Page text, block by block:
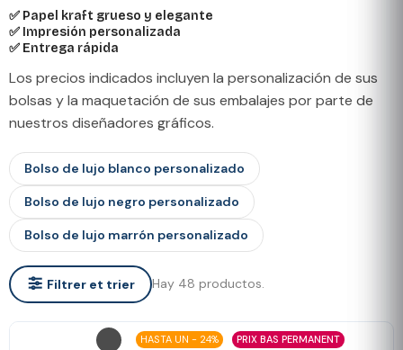
✅ Papel kraft grueso y elegante
✅ Impresión personalizada
✅ Entrega rápida
Los precios indicados incluyen la personalización de sus
bolsas y la maquetación de sus embalajes por parte de
nuestros diseñadores gráficos.
Bolso de lujo blanco personalizado
Bolso de lujo negro personalizado
Bolso de lujo marrón personalizado
Filtrer et trier Hay 48 productos.
HASTA UN - 24% PRIX BAS PERMANENT